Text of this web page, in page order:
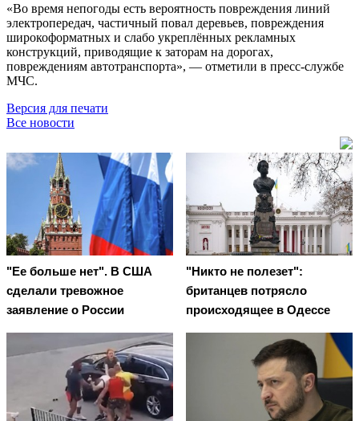
«Во время непогоды есть вероятность повреждения линий
электропередач, частичный повал деревьев, повреждения
широкоформатных и слабо укреплённых рекламных
конструкций, приводящие к заторам на дорогах,
повреждениям автотранспорта», — отметили в пресс-службе
МЧС.
Версия для печати
Все новости
"Ее больше нет". В США
сделали тревожное
заявление о России
"Никто не полезет":
британцев потрясло
происходящее в Одессе